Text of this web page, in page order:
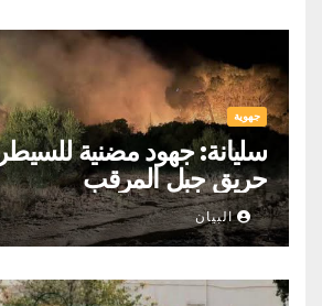
جهوية
سليانة: جهود مضنية
حريق جبل المرقب
البيان